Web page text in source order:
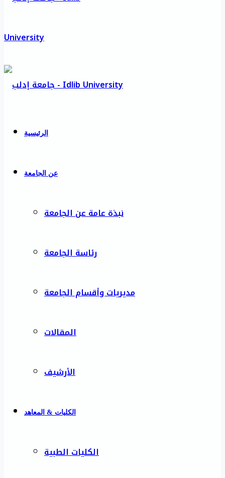
الرئيسية
عن الجامعة
نبذة عامة عن الجامعة
رئاسة الجامعة
مديريات وأقسام الجامعة
المقالات
الأرشيف
الكليات & المعاهد
الكليات الطبية